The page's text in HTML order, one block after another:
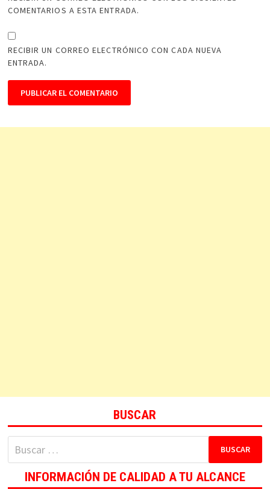
COMENTARIOS A ESTA ENTRADA.
RECIBIR UN CORREO ELECTRÓNICO CON CADA NUEVA
ENTRADA.
BUSCAR
Buscar:
INFORMACIÓN DE CALIDAD A TU ALCANCE